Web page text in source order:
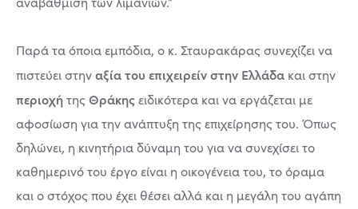
Παρά τα όποια εμπόδια, ο κ. Σταυρακάρας συνεχίζει να
πιστεύει στηναξία του επιχειρείν στην Ελλάδα και στην
περιοχήτηςΘράκηςειδικότερα και να εργάζεται με
αφοσίωση για την ανάπτυξη της επιχείρησης του. Όπως
δηλώνει, η κινητήρια δύναμη του για να συνεχίσει το
καθημερινό του έργο είναι η οικογένεια του, το όραμα
και ο στόχος που έχει θέσει αλλά και η μεγάλη του αγάπη